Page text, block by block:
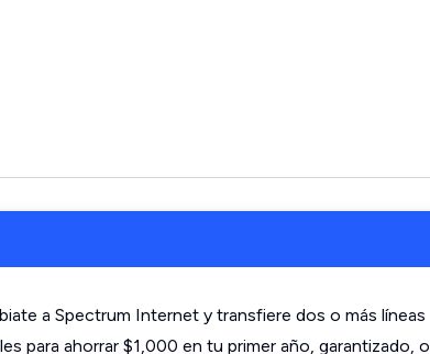
a Spectrum Internet y transfiere dos o más líneas
para ahorrar $1,000 en tu primer año, garantizado, o